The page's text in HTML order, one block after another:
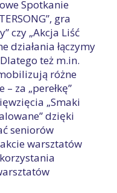
Spotkanie
gra
czy „Akcja Liść
działania łączymy
też m.in.
różne
za „perełkę”
„Smaki
dzięki
seniorów
warsztatów